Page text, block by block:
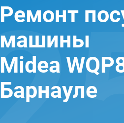
Ремонт
машины
Midea
Барнауле